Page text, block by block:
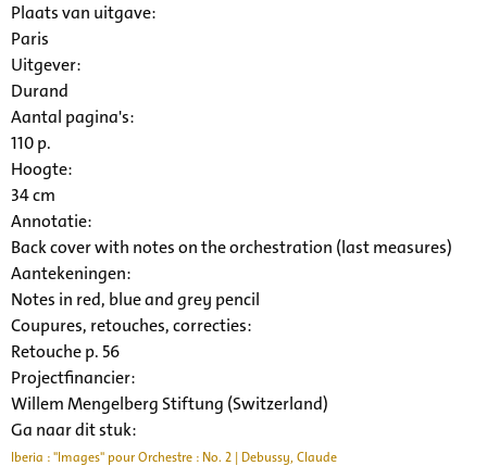
Plaats van uitgave:
Paris
Uitgever:
Durand
Aantal pagina's:
110 p.
Hoogte:
34 cm
Annotatie:
Back cover with notes on the orchestration (last measures)
Aantekeningen:
Notes in red, blue and grey pencil
Coupures, retouches, correcties:
Retouche p. 56
Projectfinancier:
Willem Mengelberg Stiftung (Switzerland)
Ga naar dit stuk:
Iberia : "Images" pour Orchestre : No. 2 | Debussy, Claude